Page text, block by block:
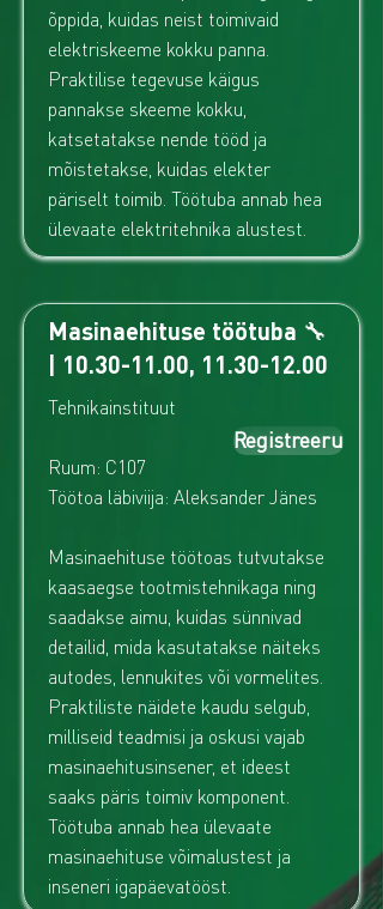
õppida, kuidas neist toimivaid
elektriskeeme kokku panna.
Praktilise tegevuse käigus
pannakse skeeme kokku,
katsetatakse nende tööd ja
mõistetakse, kuidas elekter
päriselt toimib. Töötuba annab hea
ülevaate elektritehnika alustest.
Masinaehituse töötuba 🔧
| 10.30-11.00, 11.30-12.00
Tehnikainstituut
Ruum: C107
Töötoa läbiviija: Aleksander Jänes
Masinaehituse töötoas tutvutakse
kaasaegse tootmistehnikaga ning
saadakse aimu, kuidas sünnivad
detailid, mida kasutatakse näiteks
autodes, lennukites või vormelites.
Praktiliste näidete kaudu selgub,
milliseid teadmisi ja oskusi vajab
masinaehitusinsener, et ideest
saaks päris toimiv komponent.
Töötuba annab hea ülevaate
masinaehituse võimalustest ja
inseneri igapäevatööst.
Registreeru